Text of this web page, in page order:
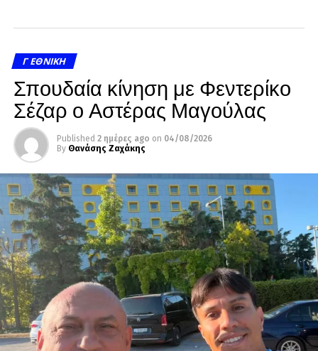
Γ ΕΘΝΙΚΉ
Σπουδαία κίνηση με Φεντερίκο
Σέζαρ ο Αστέρας Μαγούλας
Published 2 ημέρες ago on 04/08/2026
By Θανάσης Ζαχάκης